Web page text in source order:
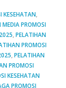
KESEHATAN
PROMOSI
,PELATIHAN
PROMOSI
,PELATIHAN
PROMOSI
KESEHATAN
PROMOSI